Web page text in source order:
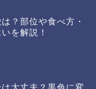
？部位や食べ方・
を解説！